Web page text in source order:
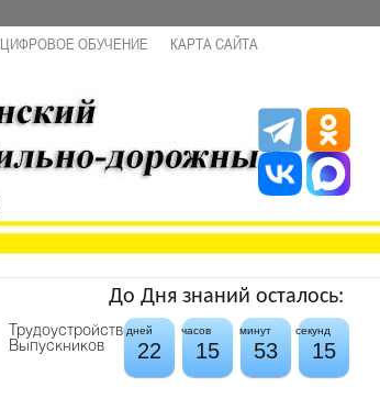
ЦИФРОВОЕ ОБУЧЕНИЕ КАРТА САЙТА
Трудоустройство
Выпускников
До Дня знаний осталось:
дней часов минут секунд
22 15 53 14